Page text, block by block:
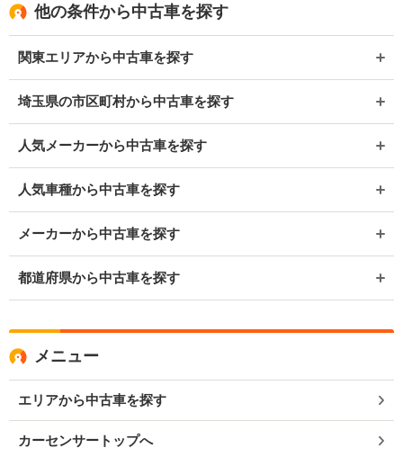
他の条件から中古車を探す
関東エリアから中古車を探す
埼玉県の市区町村から中古車を探す
人気メーカーから中古車を探す
人気車種から中古車を探す
メーカーから中古車を探す
都道府県から中古車を探す
メニュー
エリアから中古車を探す
カーセンサートップへ